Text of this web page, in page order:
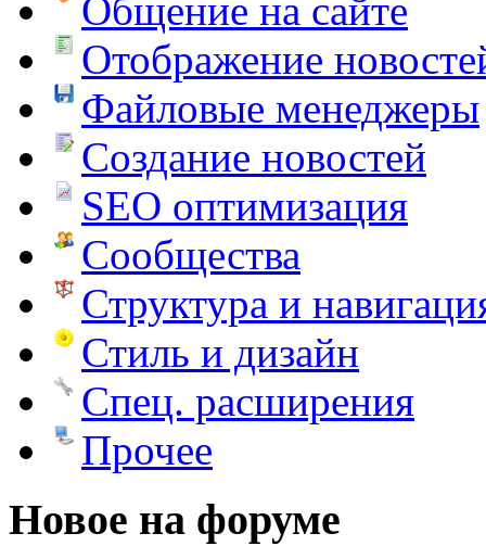
Общение на сайте
Отображение
Файловые менеджеры
Создание новостей
SEO оптимизация
Сообщества
Структура и
Стиль и дизайн
Спец. расширения
Прочее
Новое на форуме